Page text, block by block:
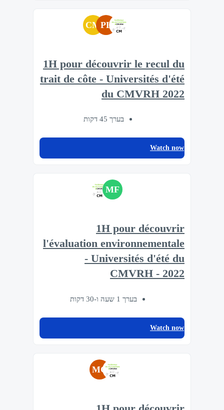
PL
CM
1H pour découvrir le recul du
trait de côte - Universités d'été
du CMVRH 2022
בערך 45 דקות
Watch now
MF
1H pour découvrir
l'évaluation environnementale
- Universités d'été du
CMVRH - 2022
בערך 1 שעה ו-30 דקות
Watch now
MG